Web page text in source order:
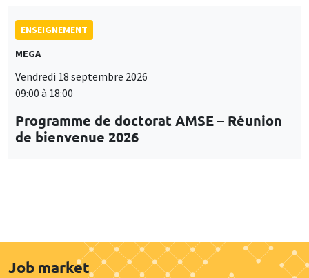
ENSEIGNEMENT
MEGA
Vendredi 18 septembre 2026
09:00 à 18:00
Programme de doctorat AMSE – Réunion
de bienvenue 2026
Job market